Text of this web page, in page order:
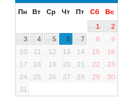
Пн Вт Ср Чт Пт Сб
Вс
1
2
3
4 5 6 7 8
9
10
11 12 13 14 15
16
17
18 19 20 21 22
23
24
25 26 27 28 29
30
31